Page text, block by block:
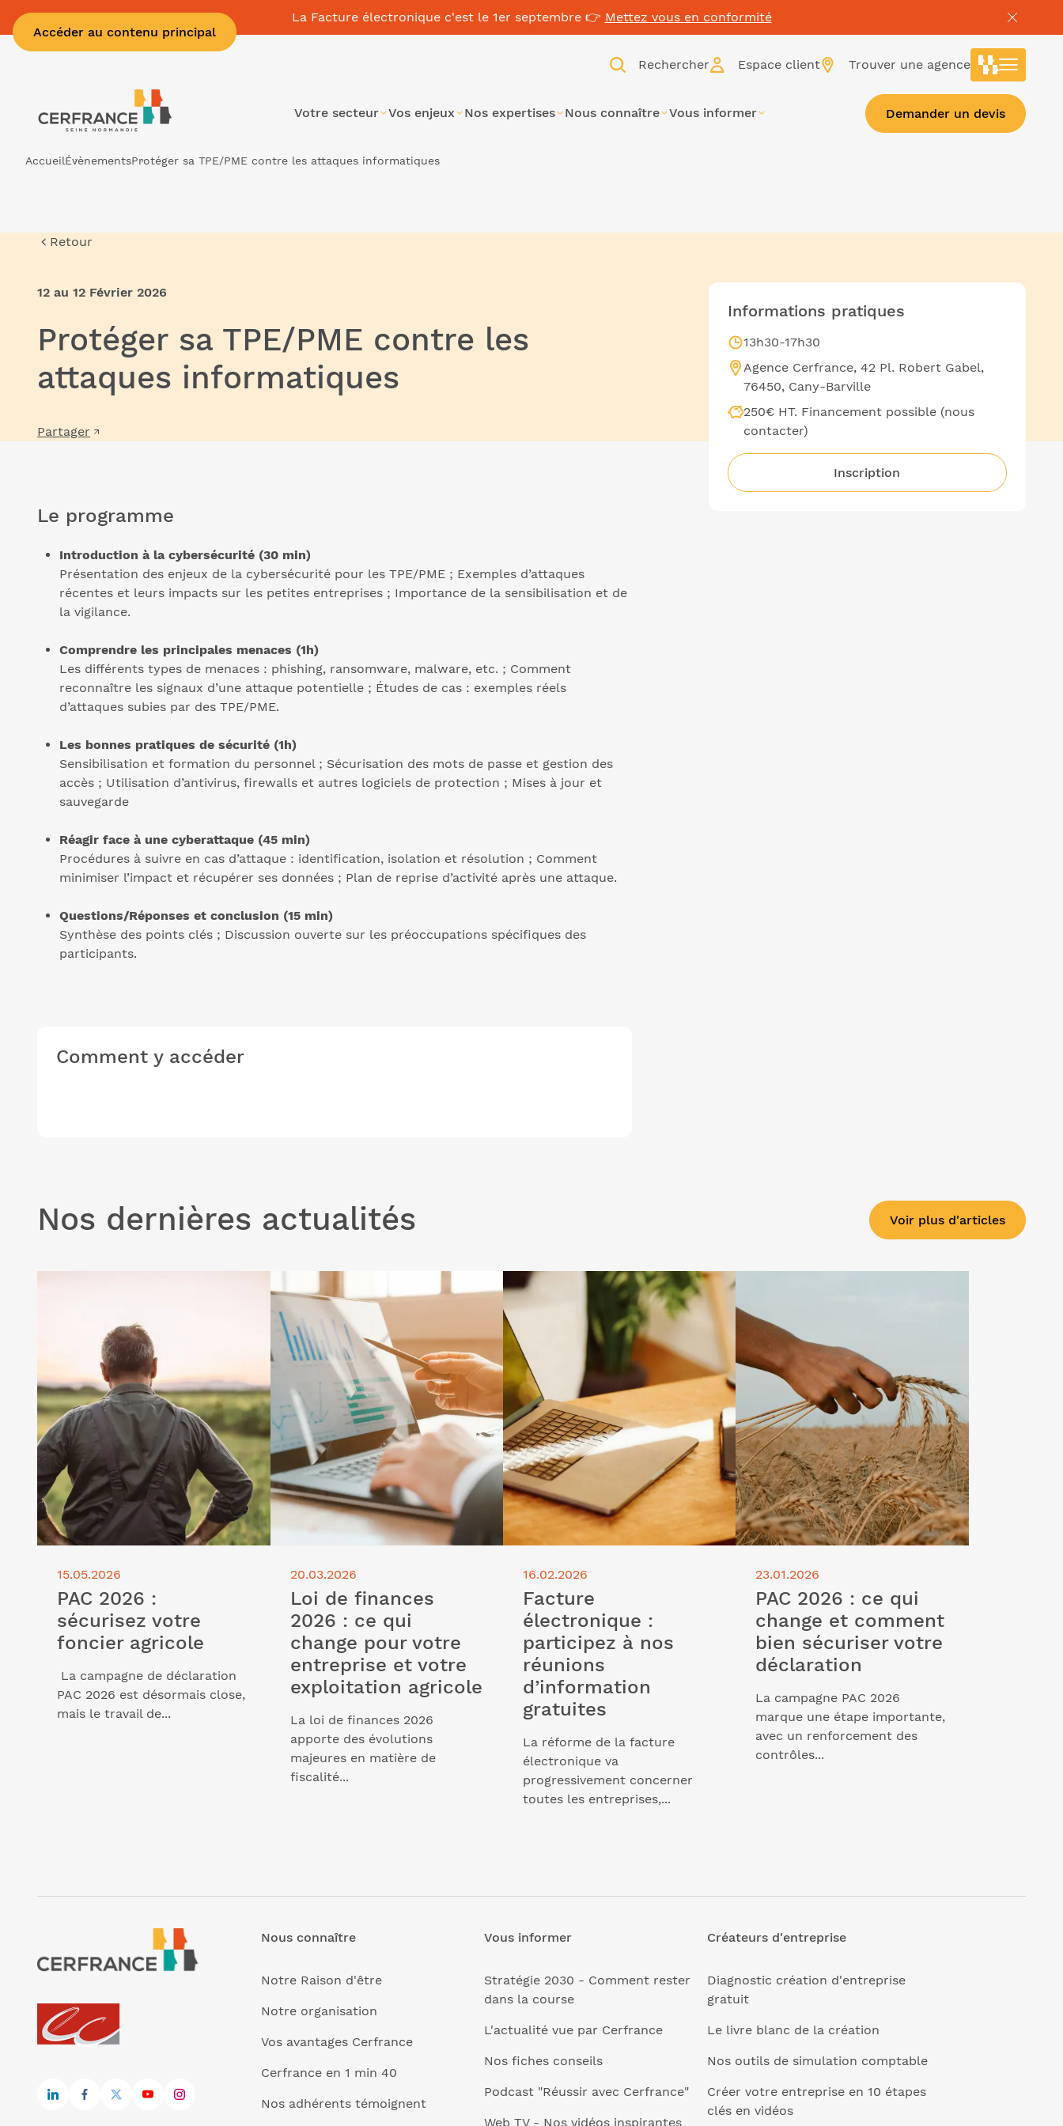
Accéder au contenu principal
La Facture électronique c'est le 1er septembre 👉 Mettez vous en conformité
Rechercher Espace client Trouver une agence
Votre secteur Vos enjeux Nos expertises Nous connaître Vous informer Demander un devis
AccueilÉvènementsProtéger sa TPE/PME contre les attaques informatiques
Retour
12 au 12 Février 2026
Protéger sa TPE/PME contre les
attaques informatiques
Partager
Informations pratiques
13h30-17h30
Agence Cerfrance, 42 Pl. Robert Gabel,
76450, Cany-Barville
250€ HT. Financement possible (nous
contacter)
Inscription
Le programme
Introduction à la cybersécurité (30 min)
Présentation des enjeux de la cybersécurité pour les TPE/PME ; Exemples d’attaques
récentes et leurs impacts sur les petites entreprises ; Importance de la sensibilisation et de
la vigilance.
Comprendre les principales menaces (1h)
Les différents types de menaces : phishing, ransomware, malware, etc. ; Comment
reconnaître les signaux d’une attaque potentielle ; Études de cas : exemples réels
d’attaques subies par des TPE/PME.
Les bonnes pratiques de sécurité (1h)
Sensibilisation et formation du personnel ; Sécurisation des mots de passe et gestion des
accès ; Utilisation d’antivirus, firewalls et autres logiciels de protection ; Mises à jour et
sauvegarde
Réagir face à une cyberattaque (45 min)
Procédures à suivre en cas d’attaque : identification, isolation et résolution ; Comment
minimiser l’impact et récupérer ses données ; Plan de reprise d’activité après une attaque.
Questions/Réponses et conclusion (15 min)
Synthèse des points clés ; Discussion ouverte sur les préoccupations spécifiques des
participants.
Comment y accéder
Nos dernières actualités Voir plus d'articles
15.05.2026
PAC 2026 :
sécurisez votre
foncier agricole
La campagne de déclaration
PAC 2026 est désormais close,
mais le travail de...
20.03.2026
Loi de finances
2026 : ce qui
change pour votre
entreprise et votre
exploitation agricole
La loi de finances 2026
apporte des évolutions
majeures en matière de
fiscalité...
ce qui change pour votre entreprise
et votre exploitation agricole"
16.02.2026
Facture
électronique :
participez à nos
réunions
d’information
gratuites
La réforme de la facture
électronique va
progressivement concerner
toutes les entreprises,...
Lire l'article "Facture électronique :
participez à nos réunions
d’information gratuites"
23.01.2026
PAC 2026 : ce qui
change et comment
bien sécuriser votre
déclaration
La campagne PAC 2026
marque une étape importante,
avec un renforcement des
contrôles...
votre déclaration"
Nous connaître
Notre Raison d'être
Notre organisation
Vos avantages Cerfrance
Cerfrance en 1 min 40
Nos adhérents témoignent
Vous informer
Stratégie 2030 - Comment rester
dans la course
L'actualité vue par Cerfrance
Nos fiches conseils
Podcast "Réussir avec Cerfrance"
Web TV - Nos vidéos inspirantes
Créateurs d'entreprise
Diagnostic création d'entreprise
gratuit
Le livre blanc de la création
Nos outils de simulation comptable
Créer votre entreprise en 10 étapes
clés en vidéos